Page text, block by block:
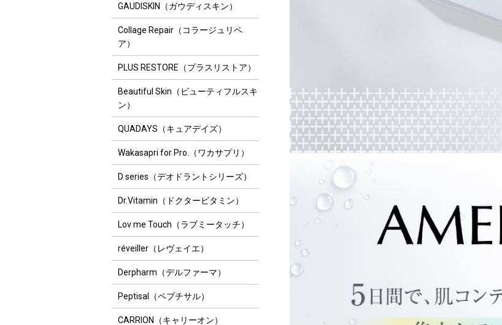
GAUDISKIN（ガウディスキン）
Collage Repair（コラージュリペ
ア）
PLUS RESTORE（プラスリストア）
Beautiful Skin（ビューティフルスキ
ン）
QUADAYS（キュアデイズ）
Wakasapri for Pro.（ワカサプリ）
D series（デオドラントシリーズ）
Dr.Vitamin（ドクタービタミン）
Lov me Touch（ラブミータッチ）
réveiller（レヴェイエ）
Derpharm（デルファーマ）
Peptisal（ペプチサル）
CARRION（キャリーオン）